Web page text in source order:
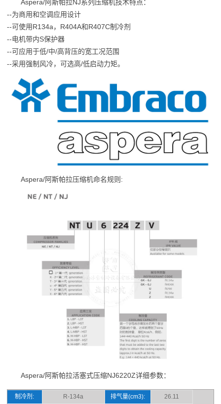
Aspera/阿斯帕拉NJ系列压缩机技术特点：
--为商用和空调应用设计
--可使用R134a，R404A和R407C制冷剂
--电机带内S保护器
--可应用于低/中/高背压的宽工况范围
--采用强制风冷，可选高/低启动力矩。
Aspera/阿斯帕拉压缩机命名规则:
Aspera/阿斯帕拉活塞式压缩NJ6220Z详细参数：
制冷剂: R-134a 排气量(cm3):
26.11